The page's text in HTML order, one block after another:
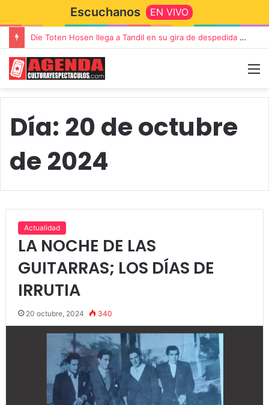
Escuchanos EN VIVO
Die Toten Hosen llega a Tandil en su gira de despedida «Fútbol, Asado, Vino y Adiós Amigos»
Día: 20 de octubre
de 2024
Actualidad
LA NOCHE DE LAS
GUITARRAS; LOS DÍAS DE
IRRUTIA
20 octubre, 2024 340